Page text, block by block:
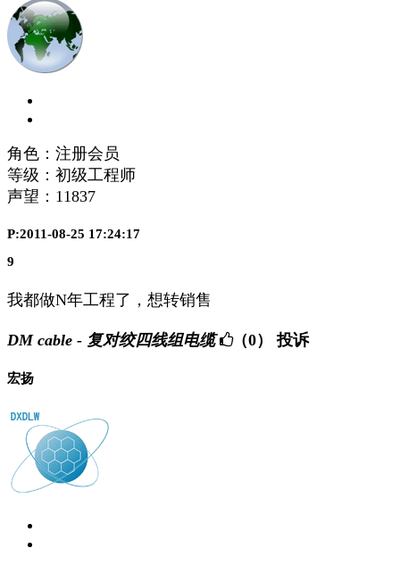
角色：注册会员
等级：初级工程师
声望： 11837
P:2011-08-25 17:24:17
9
我都做N年工程了，想转销售
DM cable - 复对绞四线组电缆 （0） 投诉
宏扬